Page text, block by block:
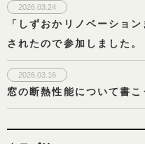
2026.03.24
「しずおかリノベーショ
されたので参加しました。
2026.03.16
窓の断熱性能について書こ